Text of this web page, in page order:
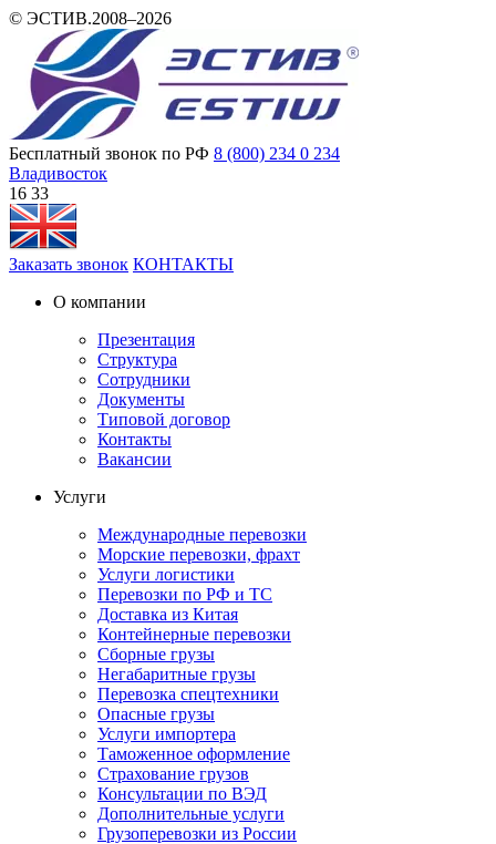
© ЭСТИВ.2008–2026
Бесплатный звонок по РФ 8 (800) 234 0 234
Владивосток
16:33
Заказать звонок КОНТАКТЫ
О компании
Презентация
Структура
Сотрудники
Документы
Типовой договор
Контакты
Вакансии
Услуги
Международные перевозки
Морские перевозки, фрахт
Услуги логистики
Перевозки по РФ и ТС
Доставка из Китая
Контейнерные перевозки
Сборные грузы
Негабаритные грузы
Перевозка спецтехники
Опасные грузы
Услуги импортера
Таможенное оформление
Страхование грузов
Консультации по ВЭД
Дополнительные услуги
Грузоперевозки из России